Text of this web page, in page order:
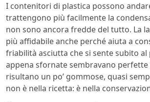
I contenitori di plastica possono
trattengono più facilmente la
non sono ancora fredde del tutto. La
più affidabile anche perché aiuta a
friabilità asciutta che si sente subito al
appena sfornate sembravano
risultano un po’ gommose, quasi
non è nella ricetta: è nella